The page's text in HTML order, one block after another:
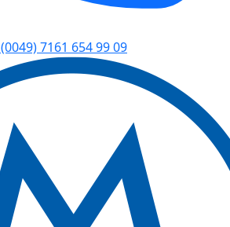
(0049) 7161 654 99 09